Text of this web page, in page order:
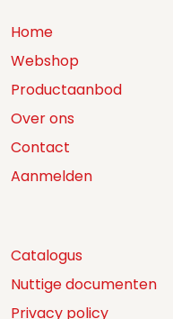
Home
Webshop
Productaanbod
Over ons
Contact
Aanmelden
Catalogus
Nuttige documenten
Privacy policy